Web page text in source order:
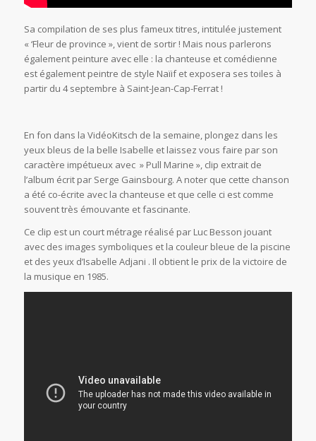
Sa compilation de ses plus fameux titres, intitulée justement
« ‘Fleur de province », vient de sortir ! Mais nous parlerons
également peinture avec elle : la chanteuse et comédienne
est également peintre de style Naïif et exposera ses toiles à
partir du 4 septembre à Saint-Jean-Cap-Ferrat !
En fon dans la VidéoKitsch de la semaine, plongez dans les
yeux bleus de la belle Isabelle et laissez vous faire par son
caractère impétueux avec » Pull Marine », clip extrait de
l’album écrit par Serge Gainsbourg. A noter que cette chanson
a été co-écrite avec la chanteuse et que celle ci est comme
souvent très émouvante et fascinante.
Ce clip est un court métrage réalisé par Luc Besson jouant
avec des images symboliques et la couleur bleue de la piscine
et des yeux d’Isabelle Adjani . Il obtient le prix de la victoire de
la musique en 1985.